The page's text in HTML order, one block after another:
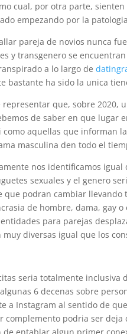
cual, por otra parte,
empezando por la
pareja de novios nunca
y transgenero se
a lo largo de
bastante ha sido la unica
que, sobre 2020,
de saber en que lugar
como aquellas que informan
masculina den todo el
nos identificamos
sexuales y el genero
podran cambiar llevando
de hombre, dama, gay
para parejas
diversas igual que los
seri­a totalmente inclusiva
6 decenas sobre
a Instagram al sentido de
complemento podri­a ser